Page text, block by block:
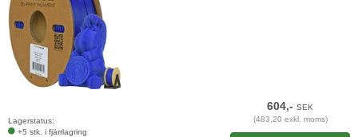
Lagerstatus:
+5 stk. i fjärrlagring
604,-SEK
(483,20 exkl. moms)